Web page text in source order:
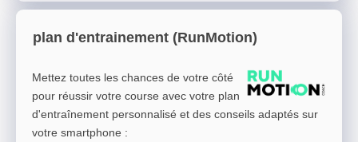
plan d'entrainement (RunMotion)
Mettez toutes les chances de votre côté
pour réussir votre course avec votre plan
d'entraînement personnalisé et des conseils adaptés sur
votre smartphone :